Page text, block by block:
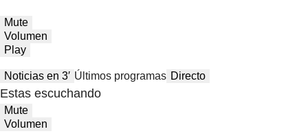
Mute
Volumen
Play
Noticias en 3′ Últimos programas Directo
Estas escuchando
Mute
Volumen